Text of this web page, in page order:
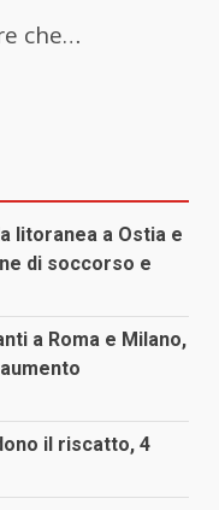
che…
litoranea a Ostia e
di soccorso e
a Roma e Milano,
il riscatto, 4